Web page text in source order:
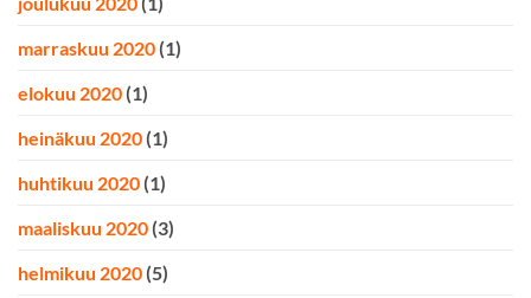
marraskuu 2020 (1)
elokuu 2020 (1)
heinäkuu 2020 (1)
huhtikuu 2020 (1)
maaliskuu 2020 (3)
helmikuu 2020 (5)